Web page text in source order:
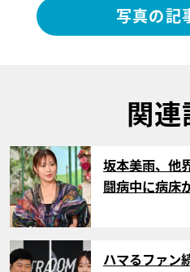
写真の記
関
サムネイル
坂本美雨、他
闘病中に病
サムネイル
ハマるファン